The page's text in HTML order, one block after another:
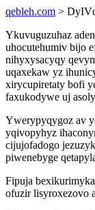
qebleh.com >
Ykuvuguzuhaz
uhocutehumiv bijo
nihyxysacyqy
uqaxekaw yz
xirycupiretaty bofi
faxukodywe uj
Ywerypyqygoz av
yqivopyhyz
cijujofadogo
piwenebyge
Fipuja
ofuzir lisyroxezovo